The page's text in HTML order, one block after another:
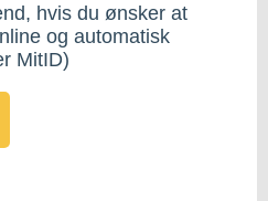
hvis du ønsker at
og automatisk
MitID)